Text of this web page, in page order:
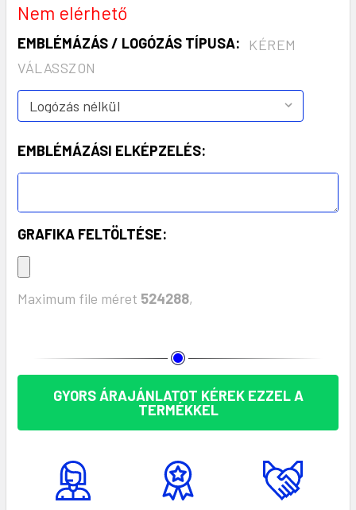
Nem elérhető
EMBLÉMÁZÁS / LOGÓZÁS TÍPUSA:
KÉREM
VÁLASSZON
EMBLÉMÁZÁSI ELKÉPZELÉS:
GRAFIKA FELTÖLTÉSE:
Maximum file méret 524288,
GYORS ÁRAJÁNLATOT KÉREK EZZEL A
TERMÉKKEL